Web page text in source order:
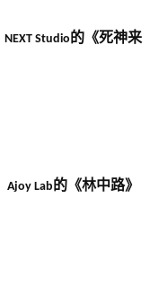
NEXT Studio的《死神来
Ajoy Lab的《林中路》